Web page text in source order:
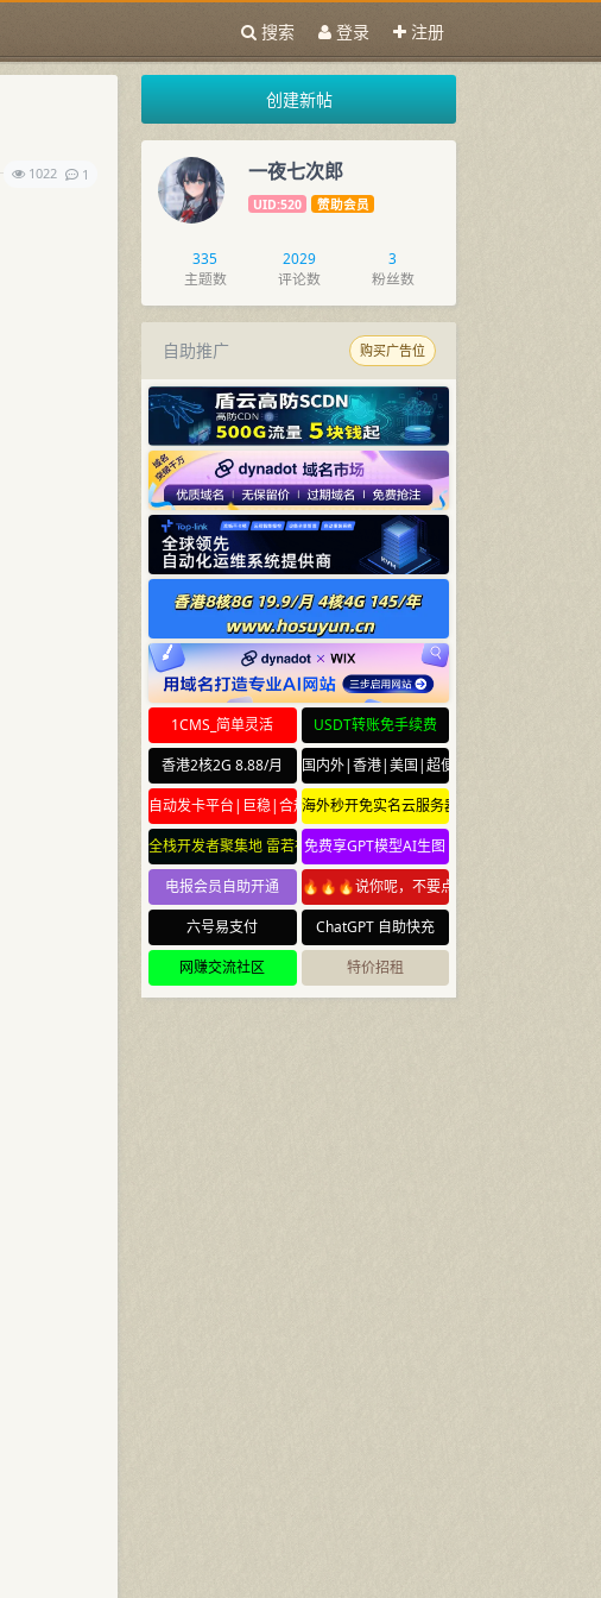
搜索 登录 注册
1022
1
创建新帖
一夜七次郎
UID:520 赞助会员
335
主题数
2029
评论数
3
粉丝数
自助推广 购买广告位
1CMS_简单灵活
USDT转账免手续费
香港2核2G 8.88/月
国内外|香港|美国|超便宜云服务器
自动发卡平台|巨稳|合规海外秒开免实名云服务器
全栈开发者聚集地 雷若社区 leiruo.com
免费享GPT模型AI生图
电报会员自助开通
🔥🔥🔥说你呢，不要点🔥🔥🔥
六号易支付
ChatGPT 自助快充
网赚交流社区
特价招租